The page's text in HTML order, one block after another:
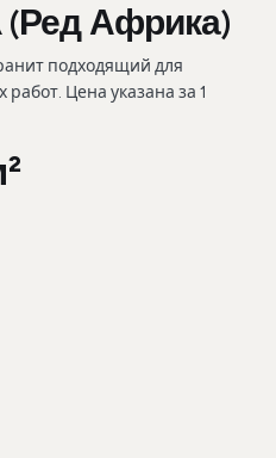
Африка)
подходящий для
Цена указана за 1